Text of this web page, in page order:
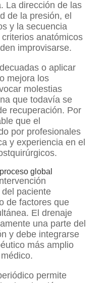
La dirección de las
de la presión, el
y la secuencia
anatómicos
improvisarse.
o aplicar
mejora los
molestias
que todavía se
recuperación. Por
que el
por profesionales
y experiencia en el
global
paciente
de factores que
El drenaje
una parte del
y debe integrarse
más amplio
permite